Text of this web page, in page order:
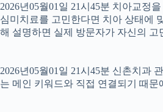
2026년05월01일 21시45분 치아교정
심미치료를 고민한다면 치아 상태에
해 설명하면 실제 방문자가 자신의 고
2026년05월01일 21시45분 신촌치과
는 메인 키워드와 직접 연결되기 때